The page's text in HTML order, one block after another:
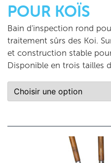
POUR KOÏS
Bain d'inspection rond
traitement sûrs des Koi.
et construction stable
Disponible en trois tailles